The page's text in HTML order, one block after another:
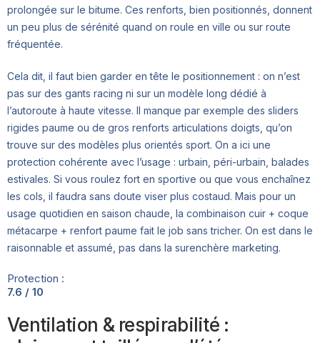
prolongée sur le bitume. Ces renforts, bien positionnés, donnent
un peu plus de sérénité quand on roule en ville ou sur route
fréquentée.
Cela dit, il faut bien garder en tête le positionnement : on n’est
pas sur des gants racing ni sur un modèle long dédié à
l’autoroute à haute vitesse. Il manque par exemple des sliders
rigides paume ou de gros renforts articulations doigts, qu’on
trouve sur des modèles plus orientés sport. On a ici une
protection cohérente avec l’usage : urbain, péri-urbain, balades
estivales. Si vous roulez fort en sportive ou que vous enchaînez
les cols, il faudra sans doute viser plus costaud. Mais pour un
usage quotidien en saison chaude, la combinaison cuir + coque
métacarpe + renfort paume fait le job sans tricher. On est dans le
raisonnable et assumé, pas dans la surenchère marketing.
Protection :
7.6 / 10
Ventilation & respirabilité :